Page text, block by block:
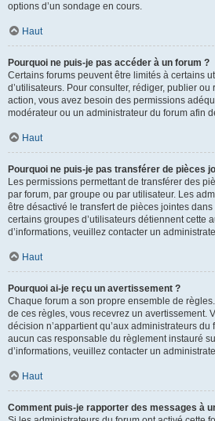
options d’un sondage en cours.
Haut
Pourquoi ne puis-je pas accéder à un forum ?
Certains forums peuvent être limités à certains
d’utilisateurs. Pour consulter, rédiger, publier ou
action, vous avez besoin des permissions
modérateur ou un administrateur du forum afin
Haut
Pourquoi ne puis-je pas transférer de pièces
Les permissions permettant de transférer des
par forum, par groupe ou par utilisateur. Les
être désactivé le transfert de pièces jointes
certains groupes d’utilisateurs détiennent cette
d’informations, veuillez contacter un
Haut
Pourquoi ai-je reçu un avertissement ?
Chaque forum a son propre ensemble de
de ces règles, vous recevrez un avertissement.
décision n’appartient qu’aux administrateurs du
aucun cas responsable du règlement instauré
d’informations, veuillez contacter un
Haut
Comment puis-je rapporter des messages à